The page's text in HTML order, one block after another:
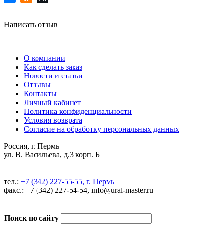
Написать отзыв
О компании
Как сделать заказ
Новости и статьи
Отзывы
Контакты
Личный кабинет
Политика конфиденциальности
Условия возврата
Согласие на обработку персональных данных
Россия, г. Пермь
ул. В. Васильева, д.3 корп. Б
тел.: +7 (342) 227-55-55, г. Пермь
факс.: +7 (342) 227-54-54, info@ural-master.ru
Поиск по сайту